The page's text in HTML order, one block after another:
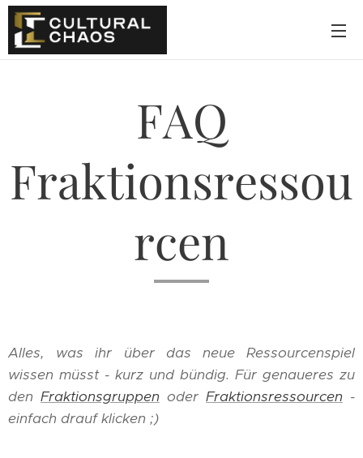
FAQ
Fraktionsressou
rcen
Alles, was ihr über das neue Ressourcenspiel
wissen müsst - kurz und bündig. Für genaueres zu
den Fraktionsgruppen oder Fraktionsressourcen -
einfach drauf klicken ;)